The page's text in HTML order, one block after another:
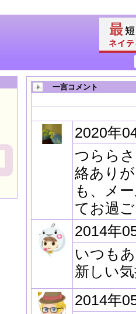
一言コメント
2020年
つらら
絡あり
も、メ
てお過
2014年
いつも
新しい
2014年